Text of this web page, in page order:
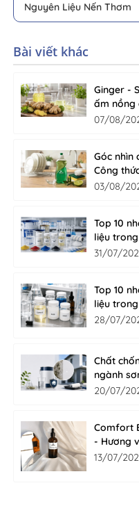
Nguyên Liệu Nến Thơm
Bài viết khác
Ginger -
ấm nồng
cảm giác
07/08/
Góc nhìn
Công
chén cao
03/08/
Top 10
liệu
sơn nước
31/07/
Top 10
liệu
nước giặt
28/07/
Chất
ngành
pháp bảo
20/07/
Comfort
- Hương
tinh khôi
13/07/